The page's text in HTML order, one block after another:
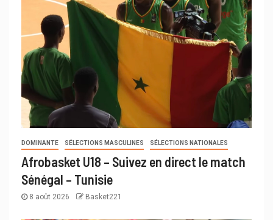
DOMINANTE SÉLECTIONS MASCULINES SÉLECTIONS NATIONALES
Afrobasket U18 – Suivez en direct le match
Sénégal – Tunisie
8 août 2026 Basket221